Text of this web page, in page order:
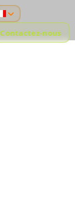
Contactez-nous